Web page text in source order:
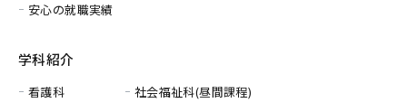
安心の就職実績
学科紹介
看護科
社会福祉科(昼間課程)